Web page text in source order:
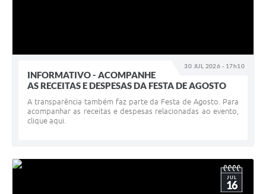
30 JUL 2026 - 17h10
INFORMATIVO - ACOMPANHE
AS RECEITAS E DESPESAS DA FESTA DE AGOSTO
A transparência também faz parte da Festa de Agosto. Para
acompanhar as receitas e despesas relacionadas ao evento,
clique aqui.
JUL
16